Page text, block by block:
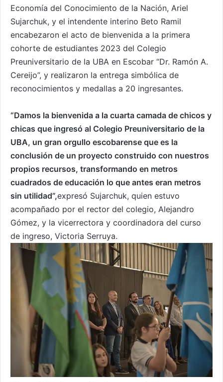
Economía del Conocimiento de la Nación, Ariel
Sujarchuk, y el intendente interino Beto Ramil
encabezaron el acto de bienvenida a la primera
cohorte de estudiantes 2023 del Colegio
Preuniversitario de la UBA en Escobar “Dr. Ramón A.
Cereijo”, y realizaron la entrega simbólica de
reconocimientos y medallas a 20 ingresantes.
“Damos la bienvenida a la cuarta camada de chicos y
chicas que ingresó al Colegio Preuniversitario de la
UBA, un gran orgullo escobarense que es la
conclusión de un proyecto construido con nuestros
propios recursos, transformando en metros
cuadrados de educación lo que antes eran metros
sin utilidad”,expresó Sujarchuk, quien estuvo
acompañado por el rector del colegio, Alejandro
Gómez, y la vicerrectora y coordinadora del curso
de ingreso, Victoria Serruya.